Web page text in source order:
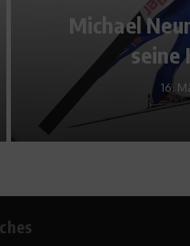
Michael Neumayer
seine Karriere
16. März 2016